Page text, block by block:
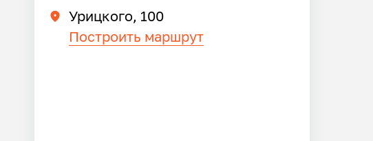
Урицкого, 100
Построить маршрут